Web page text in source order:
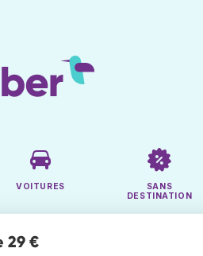
VOITURES
SANS
DESTINATION
29 €